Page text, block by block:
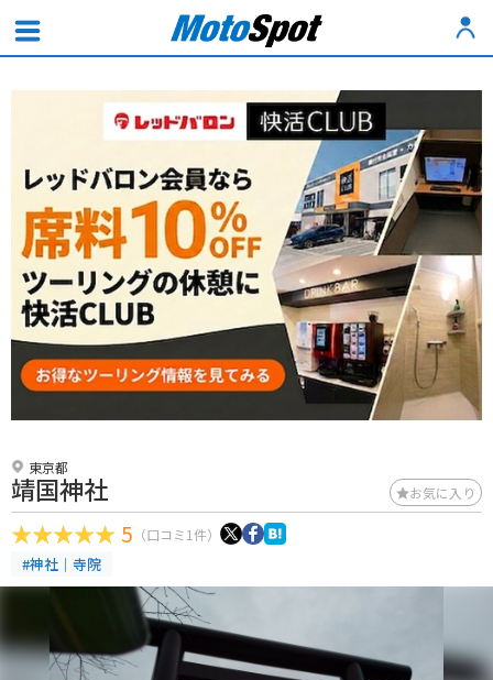
東京都
靖国神社 お気に入り
5 （口コミ1件）
#神社｜寺院